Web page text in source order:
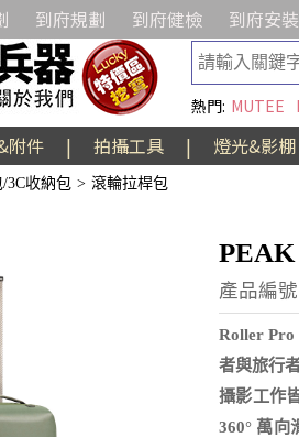
到府規劃 到府健檢 到府安裝
熱門: MUTEE
附件 | 拍攝工具 | 燈光&影棚
3C收納包 > 滾輪拉桿包
PEAK
產品編
Roller Pro
者與旅行
攝影工作
360° 萬向